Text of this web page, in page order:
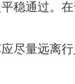
稳通过。
量远离行